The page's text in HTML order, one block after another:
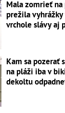
Mala zomrieť na
prežila
vrchole slávy aj
Kam sa pozerať
na pláži iba v
dekoltu